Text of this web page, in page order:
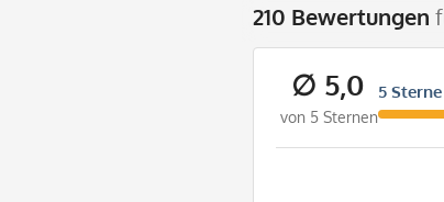
210 Bewertungen
∅ 5,0
von 5 Sternen
5 Sterne